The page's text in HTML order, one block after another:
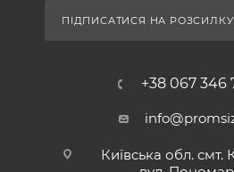
ПІДПИСАТИСЯ НА РОЗСИЛКУ
+38 067 346
Київська обл.